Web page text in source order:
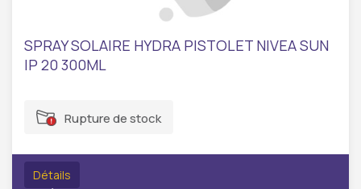
SPRAY SOLAIRE HYDRA PISTOLET NIVEA SUN
IP 20 300ML
Rupture de stock
Détails